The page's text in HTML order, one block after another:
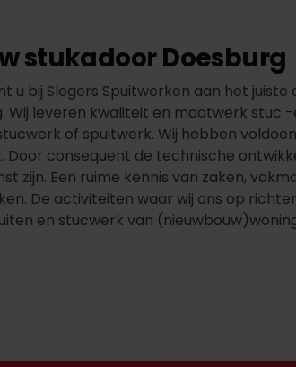
stukadoor Doesburg
bij Slegers Spuitwerken aan het juiste
leveren kwaliteit en maatwerk stuc
of spuitwerk. Wij hebben
consequent de technische
zijn. Een ruime kennis van zaken,
De activiteiten waar wij ons op
en stucwerk van